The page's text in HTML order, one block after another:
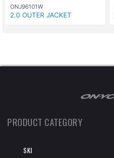
ONJ96101W
2.0 OUTER JACKET
PRODUCT CATEGORY
SKI